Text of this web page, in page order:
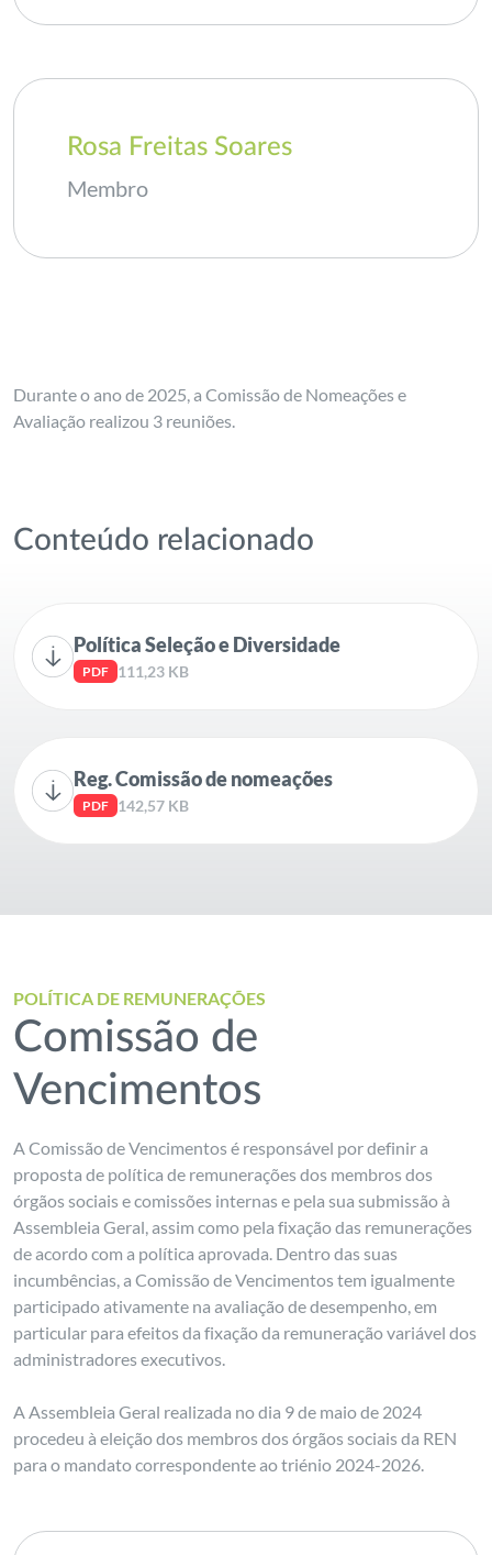
Rosa Freitas Soares
Membro
Durante o ano de 2025, a Comissão de Nomeações e
Avaliação realizou 3 reuniões.
Conteúdo relacionado
Política Seleção e Diversidade
PDF 111,23 KB
Reg. Comissão de nomeações
PDF 142,57 KB
POLÍTICA DE REMUNERAÇÕES
Comissão de
Vencimentos
A Comissão de Vencimentos é responsável por definir a
proposta de política de remunerações dos membros dos
órgãos sociais e comissões internas e pela sua submissão à
Assembleia Geral, assim como pela fixação das remunerações
de acordo com a política aprovada. Dentro das suas
incumbências, a Comissão de Vencimentos tem igualmente
participado ativamente na avaliação de desempenho, em
particular para efeitos da fixação da remuneração variável dos
administradores executivos.
A Assembleia Geral realizada no dia 9 de maio de 2024
procedeu à eleição dos membros dos órgãos sociais da REN
para o mandato correspondente ao triénio 2024-2026.